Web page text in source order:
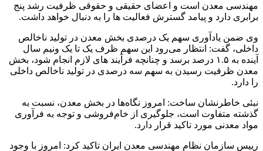
مهندسی معدن است و اعضای حقیقی و حقوقی ظرفیت رشد پنج
برابری دارد و پیامد گسترش فعالیت ها را به دنبال خواهد داشت.
وی ضمن یادآوری سهم یک درصدی بخش معدن در تولید ناخالص
داخلی، گفت: انتظار می‌رود این سهم ظرف یک تا یک ونیم سال
آینده به ۱.۵ درصد برسد و چنانچه فرآیند های لازم انجام شود، بخش
معدن ظرفیت رسیدن به سهم سه درصدی در تولید ناخالص داخلی
را دارد.
نبئی خاطرنشان ساخت: امروز نگاه‌ها در بخش معدن، نسبت به
گذشته متفاوت است، جلوگیری از خام‌فروشی و توجه به فرآوری
مواد معدنی مورد تاکید قرار دارد.
رییس سازمان نظام مهندسی معدن ایران تاکید کرد: امروز با وجود